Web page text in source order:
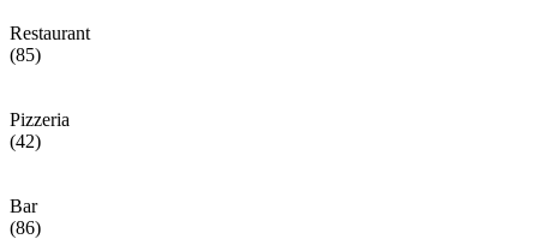
Restaurant
(85)
Pizzeria
(42)
Bar
(86)